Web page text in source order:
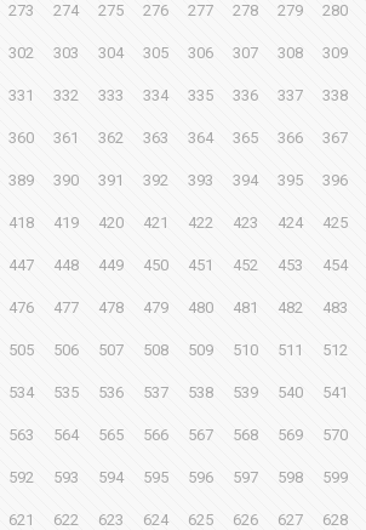
273 274 275 276 277 278 279 280
302 303 304 305 306 307 308 309
331 332 333 334 335 336 337 338
360 361 362 363 364 365 366 367
389 390 391 392 393 394 395 396
418 419 420 421 422 423 424 425
447 448 449 450 451 452 453 454
476 477 478 479 480 481 482 483
505 506 507 508 509 510 511 512
534 535 536 537 538 539 540 541
563 564 565 566 567 568 569 570
592 593 594 595 596 597 598 599
621 622 623 624 625 626 627 628